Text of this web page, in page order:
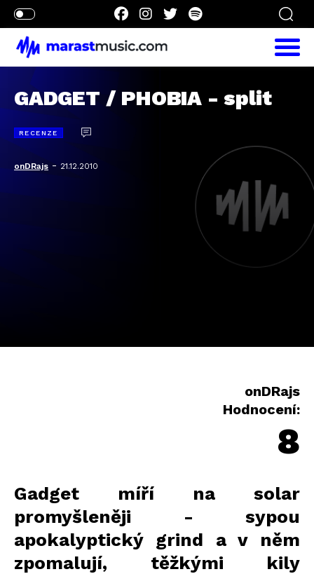
GADGET / PHOBIA - split
RECENZE
onDRajs - 21.12.2010
onDRajs
Hodnocení:
8
Gadget míří na solar
promyšleněji - sypou
apokalyptický grind a v něm
zpomalují, těžkými kily